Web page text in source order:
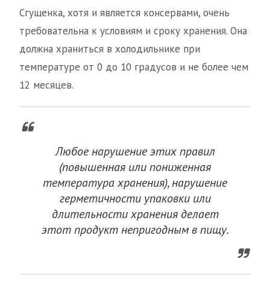
Сгущенка, хотя и является консервами, очень
требовательна к условиям и сроку хранения. Она
должна храниться в холодильнике при
температуре от 0 до 10 градусов и не более чем
12 месяцев.
Любое нарушение этих правил
(повышенная или пониженная
температура хранения), нарушение
герметичности упаковки или
длительности хранения делает
этот продукт непригодным в пищу.